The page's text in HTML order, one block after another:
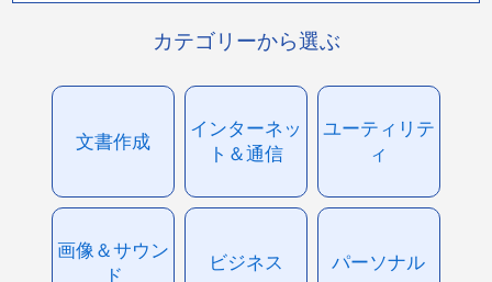
カテゴリーから選ぶ
文書作成
インターネッ
ト＆通信
ユーティリテ
ィ
画像＆サウン
ド
ビジネス パーソナル